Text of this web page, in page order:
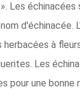
Les
d'échinacée.
herbacées à
Les
pour une bonne